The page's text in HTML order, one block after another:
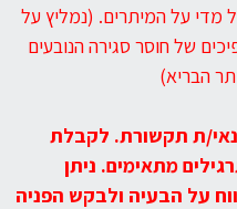
מדי על המיתרים. (נמליץ על
של חוסר סגירה הנובעים
הבריא)
ת תקשורת. לקבלת
מתאימים. ניתן
על הבעיה ולבקש הפניה